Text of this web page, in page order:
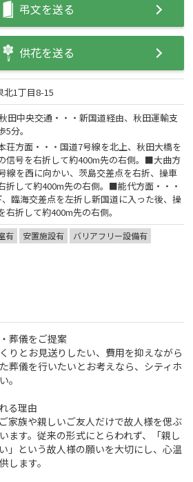
弔文を送る
供花を送る
北1丁目8-15
田中央交通・・・新国道経由、秋田運輸支
分。
方面・・・国道7号線を北上、秋田大橋を
信号を右折して約400m先の右側。■大曲方
線を西に向かい、茨島交差点を右折、操車
折して約400m先の右側。■能代方面・・・
臨海交差点を左折し新国道に入った後、操
折して約400m先の右側。
有 安置施設有 バリアフリー設備有
葬儀をご提案
りとお見送りしたい、費用を抑えながら
葬儀を行いたいとお考えなら、シティホ
。
る理由
家族や親しいご友人だけで故人様を偲ぶ
ます。従来の形式にとらわれず、「親し
」という故人様の願いを大切にし、心温
します。